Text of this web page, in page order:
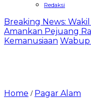
Redaksi
Breaking News:
Amankan Pejuang
Kemanusiaan Wabup
Home / Pagar Alam